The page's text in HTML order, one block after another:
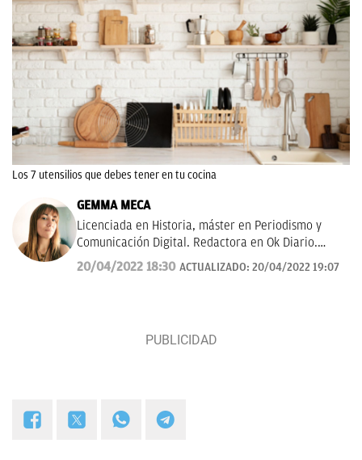
Los 7 utensilios que debes tener en tu cocina
GEMMA MECA
Licenciada en Historia, máster en Periodismo y
Comunicación Digital. Redactora en Ok Diario.
Cuento historias, soy amante de los astros, sigo a la
luna, los TT de Twitter y las tendencias en moda.
20/04/2022 18:30 ACTUALIZADO: 20/04/2022 19:07